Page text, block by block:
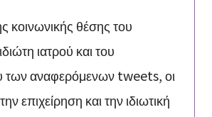
κοινωνικής θέσης του
ιατρού και του
των αναφερόμενων tweets, οι
επιχείρηση και την ιδιωτική